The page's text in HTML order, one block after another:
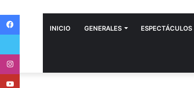
INICIO GENERALES ESPECTÁCULOS
Facebook
Youtube